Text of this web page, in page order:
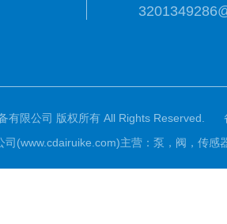
有限公司 版权所有 All Rights Reserved.
司(www.cdairuike.com)主营：泵，阀，传